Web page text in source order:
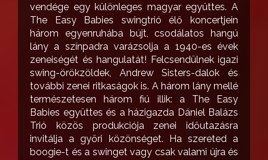
vendége egy különleges magyar együttes. A
The Easy Babies swingtrió élő koncertjein
három egyenruhába bújt, csodálatos hangú
lány a színpadra varázsolja a 1940-es évek
zeneiségét és hangulatát! Felcsendülnek igazi
swing-örökzöldek, Andrew Sisters-dalok és
további zenei ritkaságok is. A három lány mellé
természetesen három fiú illik: a The Easy
Babies együttes és a házigazda Dániel Balázs
Trió közös produkciója zenei időutazásra
invitálja a győri közönséget. Ha szereted a
boogie-t és a swinget vagy csak valami újra és